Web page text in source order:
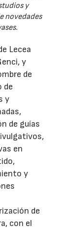
y
novedades
Lecea
y
de
de
y
de guías
en
y
de
con el